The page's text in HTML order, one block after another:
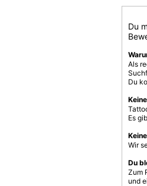
Du
Als
Du
Es
Wir
Du
Zum
und